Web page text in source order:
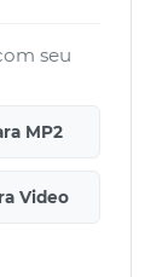
seu
MP2
Video